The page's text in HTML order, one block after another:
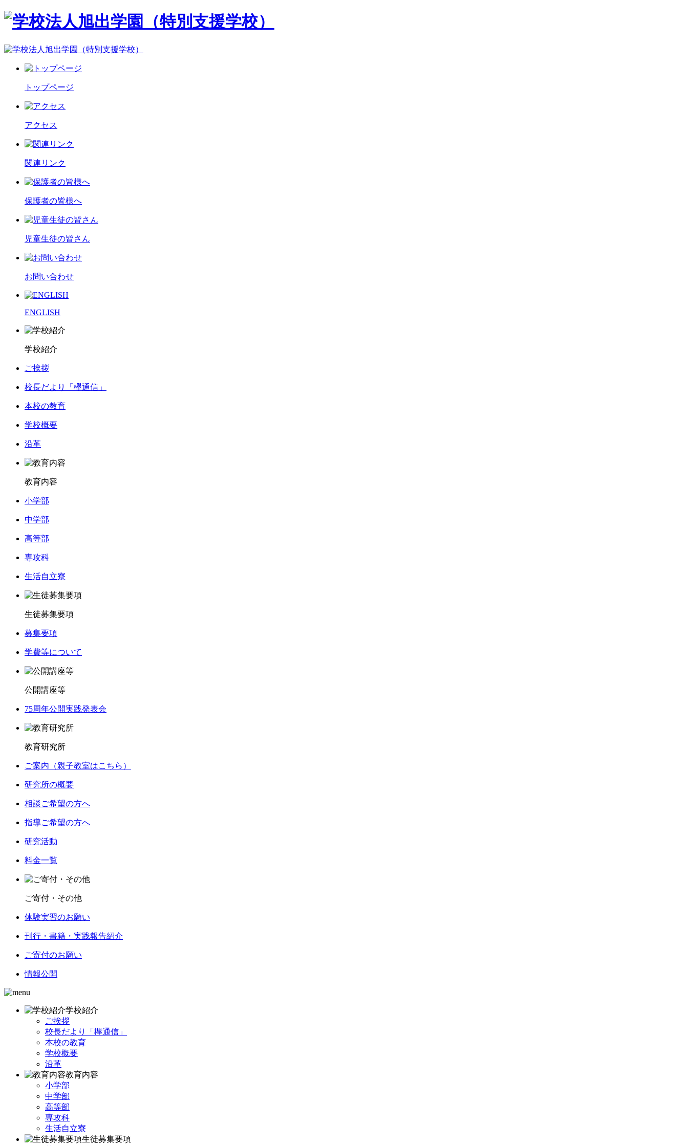
トップページ
アクセス
関連リンク
保護者の皆様へ
児童生徒の皆さん
お問い合わせ
ENGLISH
学校紹介
ご挨拶
校長だより「欅通信」
本校の教育
学校概要
沿革
教育内容
小学部
中学部
高等部
専攻科
生活自立寮
生徒募集要項
募集要項
学費等について
公開講座等
75周年公開実践発表会
教育研究所
ご案内（親子教室はこちら）
研究所の概要
相談ご希望の方へ
指導ご希望の方へ
研究活動
料金一覧
ご寄付・その他
体験実習のお願い
刊行・書籍・実践報告紹介
ご寄付のお願い
情報公開
学校紹介
ご挨拶
校長だより「欅通信」
本校の教育
学校概要
沿革
教育内容
小学部
中学部
高等部
専攻科
生活自立寮
生徒募集要項